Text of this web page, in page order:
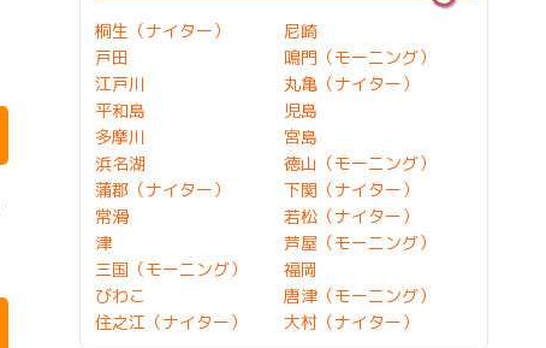
桐生（ナイター）
戸田
江戸川
平和島
多摩川
浜名湖
蒲郡（ナイター）
常滑
津
三国（モーニング）
びわこ
住之江（ナイター）
尼崎
鳴門（モーニング）
丸亀（ナイター）
児島
宮島
徳山（モーニング）
下関（ナイター）
若松（ナイター）
芦屋（モーニング）
福岡
唐津（モーニング）
大村（ナイター）